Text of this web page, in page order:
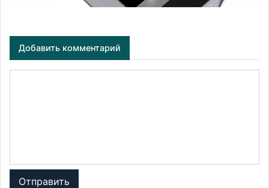
Добавить комментарий
Отправить